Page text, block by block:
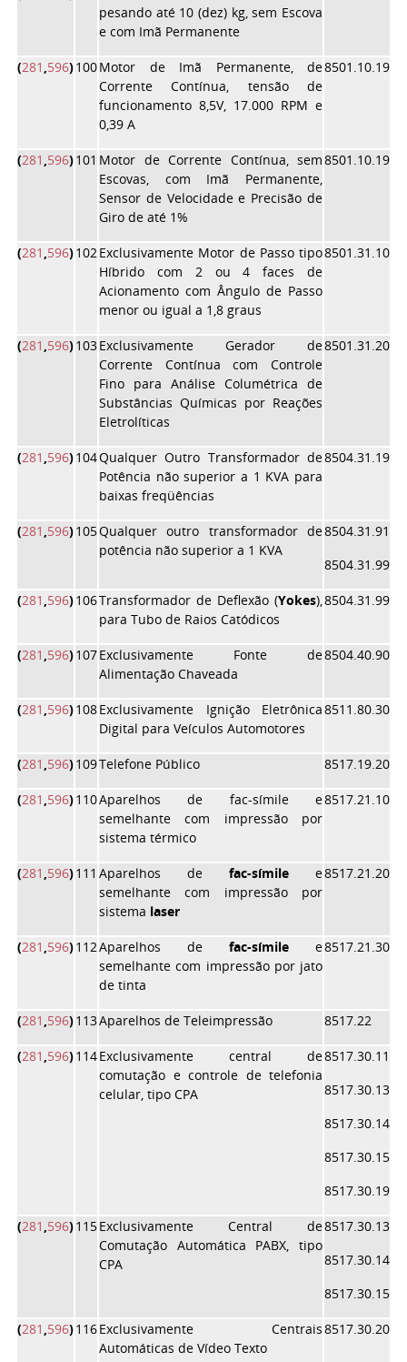
pesando até 10 (dez) kg, sem Escova
e com Imã Permanente
(281 ,596)100Motor de Imã Permanente, de
Corrente Contínua, tensão de
funcionamento 8,5V, 17.000 RPM e
0,39 A
8501.10.19
(281 ,596)101 Motor de Corrente Contínua, sem
Escovas, com Imã Permanente,
Sensor de Velocidade e Precisão de
Giro de até 1%
8501.10.19
(281 ,596)102Exclusivamente Motor de Passo tipo
Híbrido com 2 ou 4 faces de
Acionamento com Ângulo de Passo
menor ou igual a 1,8 graus
8501.31.10
(281 ,596)103Exclusivamente Gerador de
Corrente Contínua com Controle
Fino para Análise Columétrica de
Substâncias Químicas por Reações
Eletrolíticas
8501.31.20
(281 ,596)104Qualquer Outro Transformador de
Potência não superior a 1 KVA para
baixas freqüências
8504.31.19
(281 ,596)105Qualquer outro transformador de
potência não superior a 1 KVA
8504.31.91
8504.31.99
(281 ,596)106Transformador de Deflexão (Yokes),
para Tubo de Raios Catódicos
8504.31.99
(281 ,596)107Exclusivamente Fonte de
Alimentação Chaveada
8504.40.90
(281 ,596)108Exclusivamente Ignição Eletrônica
Digital para Veículos Automotores
8511.80.30
(281 ,596)109Telefone Público 8517.19.20
(281 ,596)110Aparelhos de fac-símile e
semelhante com impressão por
sistema térmico
8517.21.10
(281 ,596)111 Aparelhos de fac-símile e
semelhante com impressão por
sistema laser
8517.21.20
(281 ,596)112Aparelhos de fac-símile e
semelhante com impressão por jato
de tinta
8517.21.30
(281 ,596)113Aparelhos de Teleimpressão 8517.22
(281 ,596)114Exclusivamente central de
comutação e controle de telefonia
celular, tipo CPA
8517.30.11
8517.30.13
8517.30.14
8517.30.15
8517.30.19
(281 ,596)115Exclusivamente Central de
Comutação Automática PABX, tipo
CPA
8517.30.13
8517.30.14
8517.30.15
(281 ,596)116Exclusivamente Centrais
Automáticas de Vídeo Texto
8517.30.20